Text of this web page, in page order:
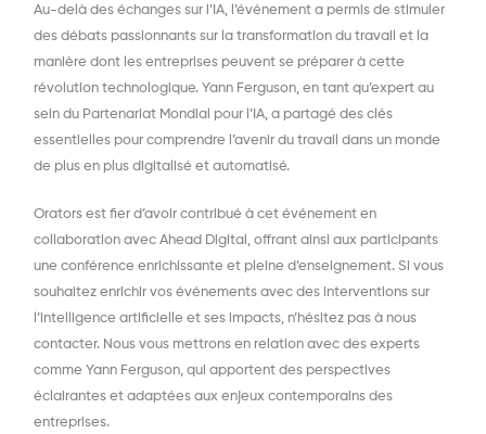
Au-delà des échanges sur l’IA, l’événement a permis de stimuler
des débats passionnants sur la transformation du travail et la
manière dont les entreprises peuvent se préparer à cette
révolution technologique. Yann Ferguson, en tant qu’expert au
sein du Partenariat Mondial pour l’IA, a partagé des clés
essentielles pour comprendre l’avenir du travail dans un monde
de plus en plus digitalisé et automatisé.
Orators est fier d’avoir contribué à cet événement en
collaboration avec Ahead Digital, offrant ainsi aux participants
une conférence enrichissante et pleine d’enseignement. Si vous
souhaitez enrichir vos événements avec des interventions sur
l’intelligence artificielle et ses impacts, n’hésitez pas à nous
contacter. Nous vous mettrons en relation avec des experts
comme Yann Ferguson, qui apportent des perspectives
éclairantes et adaptées aux enjeux contemporains des
entreprises.